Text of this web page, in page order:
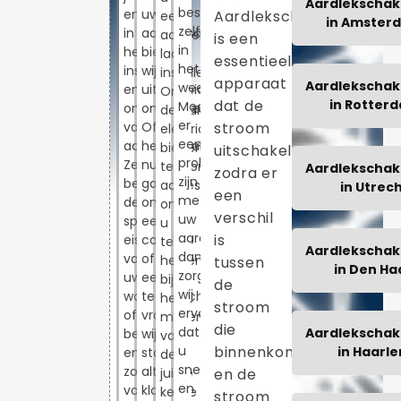
ervaring
in
het
installeren
en
onderhouden
van
aardlekschakelaars.
Ze
begrijpen
de
specifieke
eisen
van
uw
woning
of
bedrijf
en
zorgen
voor
uw
aardlekschakelaar
bieden
wij
uitgebreide
ondersteuning.
Of
het
nu
gaat
om
een
controle
of
een
technische
vraag,
wij
staan
altijd
klaar
een
aardlekschakelaar
laat
installeren?
Onze
deskundige
elektriciens
bieden
telefonisch
advies
om
u
te
helpen
bij
het
maken
van
de
juiste
keuze
beschikbaar,
zelfs
in
het
weekend.
Mocht
er
een
probleem
zijn
met
uw
aardlekschakelaar,
dan
zorgen
wij
ervoor
dat
u
snel
en
Aardlekschakelaar
is een
essentieel
apparaat
dat de
stroom
uitschakelt
zodra er
een
verschil
is
tussen
de
stroom
die
binnenkomt
en de
stroom
in
in
in
in Den
in